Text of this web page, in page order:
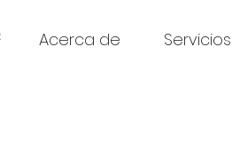
Acerca de Servicios